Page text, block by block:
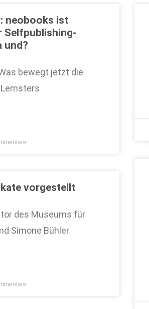
neobooks ist
Selfpublishing-
und?
bewegt jetzt die
vorgestellt
des Museums für
Simone Bühler